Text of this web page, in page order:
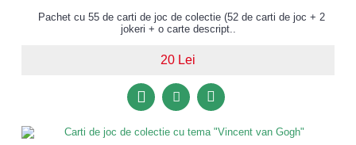
Pachet cu 55 de carti de joc de colectie (52 de carti de joc + 2
jokeri + o carte descript..
20 Lei